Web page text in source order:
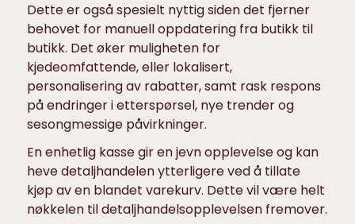
Dette er også spesielt nyttig siden det fjerner
behovet for manuell oppdatering fra butikk til
butikk. Det øker muligheten for
kjedeomfattende, eller lokalisert,
personalisering av rabatter, samt rask respons
på endringer i etterspørsel, nye trender og
sesongmessige påvirkninger.
En enhetlig kasse gir en jevn opplevelse og kan
heve detaljhandelen ytterligere ved å tillate
kjøp av en blandet varekurv. Dette vil være helt
nøkkelen til detaljhandelsopplevelsen fremover.